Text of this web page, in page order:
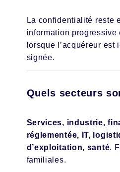
La confidentialité reste
information progressive
lorsque l’acquéreur est
signée.
Quels secteurs
Services, industrie,
réglementée, IT,
d’exploitation, santé.
familiales.